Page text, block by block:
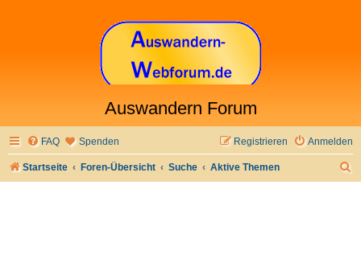
Auswandern Forum
FAQ Spenden Anmelden
Registrieren
Startseite Foren-Übersicht Suche Aktive Themen